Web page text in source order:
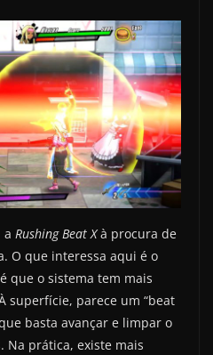
a Rushing Beat Xà procura de
O que interessa aqui é o
que o sistema tem mais
superfície, parece um “beat
basta avançar e limpar o
Na prática, existe mais